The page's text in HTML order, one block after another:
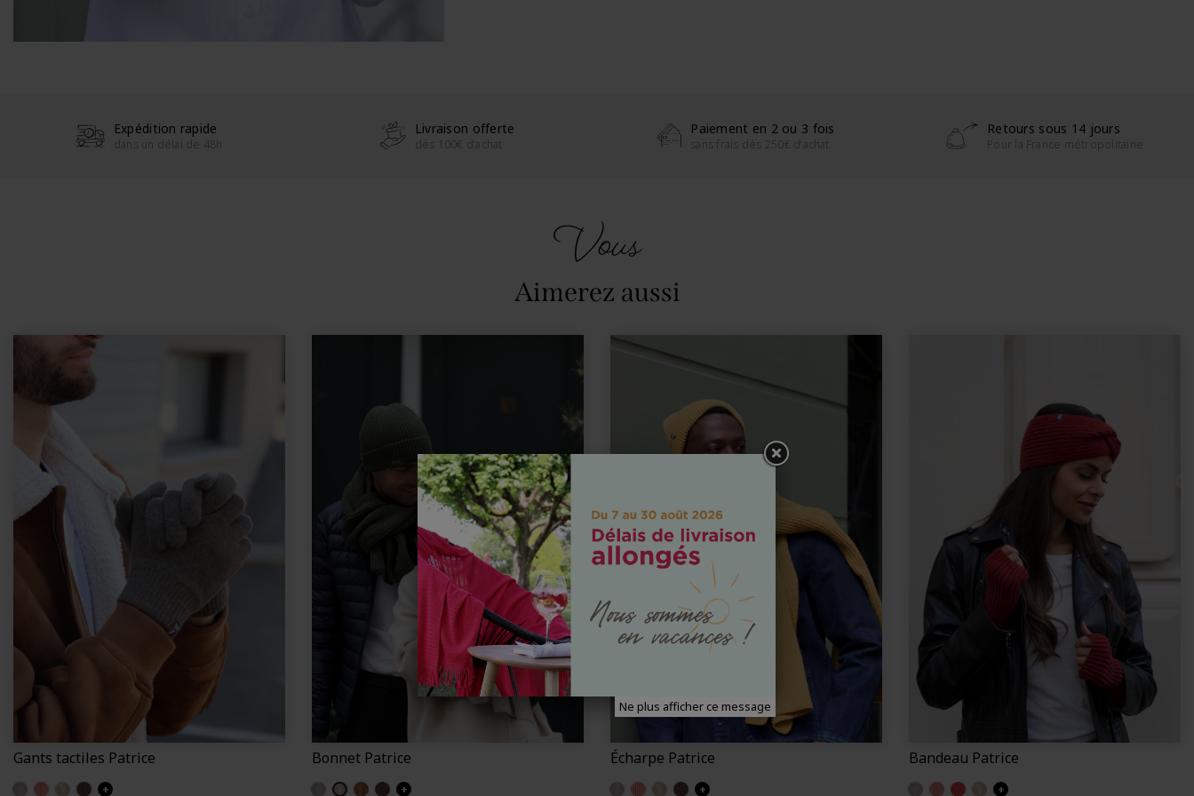
Expédition rapide
dans un délai de 48h
Livraison offerte
dès 100€ d’achat
Paiement en 2 ou 3 fois
sans frais dès 250€ d’achat
Retours sous 14 jours
Pour la France métropolitaine
Vous
Aimerez aussi
Gants tactiles Patrice
Gris clair (Patrice)
Colchique (Patrice)
Ficelle (Patrice)
Zinc marron (Patrice)
+
Bonnet Patrice
Gris clair (Patrice)
Ficelle (Patrice)
Caramel (Patrice)
Zinc marron (Patrice)
+
Écharpe Patrice
Gris clair (Patrice)
Colchique (Patrice)
Ficelle (Patrice)
Zinc marron (Patrice)
+
Bandeau Patrice
Gris clair (Patrice)
Colchique (Patrice)
Corail (Patrice)
Ficelle (Patrice)
+
Ne plus afficher ce message